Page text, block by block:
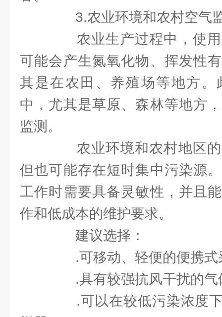
3.农业环境和农村空气
农业生产过程中，使用
可能会产生氮氧化物、挥发性
其是在农田、养殖场等地方。
中，尤其是草原、森林等地方
监测。
农业环境和农村地区的
但也可能存在短时集中污染源
工作时需要具备灵敏性，并且
作和低成本的维护要求。
建议选择：
.可移动、轻便的便携式
.具有较强抗风干扰的气
.可以在较低污染浓度下